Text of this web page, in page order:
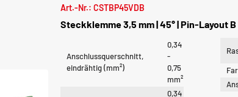
Art.-Nr.: CSTBP45VDB
Steckklemme 3,5 mm | 45° | Pin-Layout B
Anschlussquerschnitt,
eindrähtig (mm²)
0,34
-
0,75
mm²
0,34